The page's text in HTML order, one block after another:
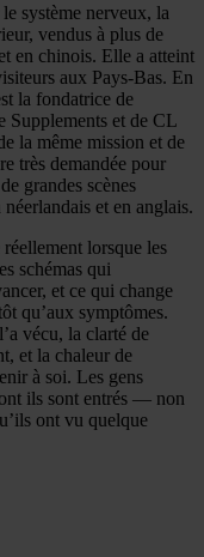
système nerveux, la
vendus à plus de
en chinois. Elle a atteint
aux Pays-Bas. En
la fondatrice de
Supplements et de CL
la même mission et de
très demandée pour
grandes scènes
et en anglais.
réellement lorsque les
schémas qui
et ce qui change
qu’aux symptômes.
vécu, la clarté de
et la chaleur de
à soi. Les gens
ils sont entrés — non
ont vu quelque